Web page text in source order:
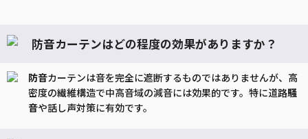
防音カーテンはどの程度の効果がありますか？
防音カーテンは音を完全に遮断するものではありませんが、高
密度の繊維構造で中高音域の減音には効果的です。特に道路騒
音や話し声対策に有効です。